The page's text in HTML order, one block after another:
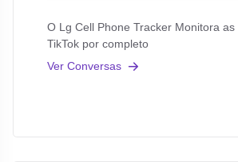
O Lg Cell Phone Tracker Monitora
TikTok por completo
Ver Conversas